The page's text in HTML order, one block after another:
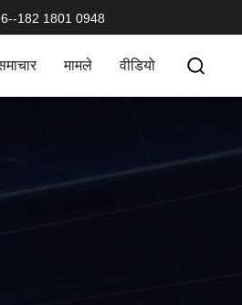
182 1801 0948
मामले वीडियो